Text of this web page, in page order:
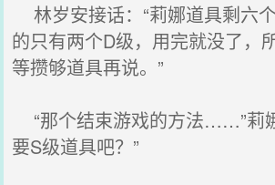
林岁安接话：“莉娜道具剩六
的只有两个D级，用完就没了，
等攒够道具再说。”
“那个结束游戏的方法……”莉
要S级道具吧？”